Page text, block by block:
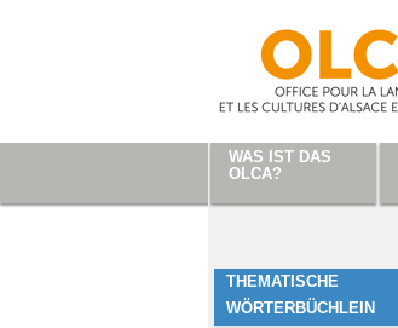
THEMATISCHE
WÖRTERBÜCHLEIN
WAS IST DAS
OLCA?